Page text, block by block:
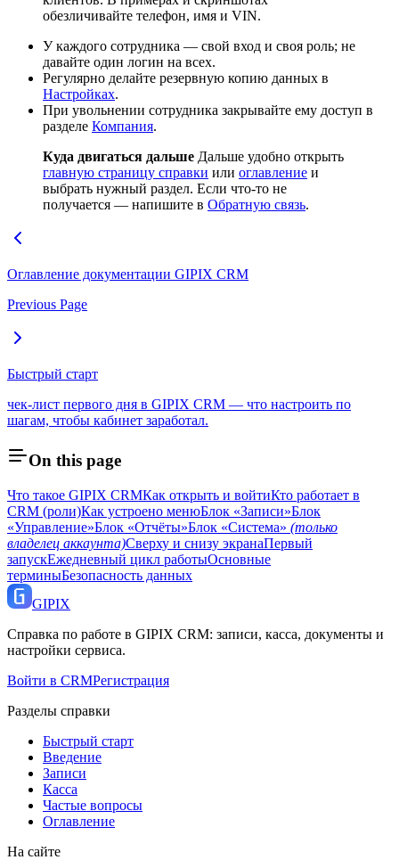
обезличивайте телефон, имя и VIN.
У каждого сотрудника — свой вход и своя роль; не
давайте один логин на всех.
Регулярно делайте резервную копию данных в
Настройках.
При увольнении сотрудника закрывайте ему доступ в
разделе Компания.
Куда двигаться дальше Дальше удобно открыть
главную страницу справки или оглавление и
выбрать нужный раздел. Если что-то не
получается — напишите в Обратную связь.
Оглавление документации GIPIX CRM
Previous Page
Быстрый старт
чек-лист первого дня в GIPIX CRM — что настроить по
шагам, чтобы кабинет заработал.
On this page
Что такое GIPIX CRMКак открыть и войтиКто работает в
CRM (роли)Как устроено менюБлок «Записи»Блок
«Управление»Блок «Отчёты»Блок «Система» (только
владелец аккаунта)Сверху и снизу экранаПервый
запускЕжедневный цикл работыОсновные
терминыБезопасность данных
GIPIX
Справка по работе в GIPIX CRM: записи, касса, документы и
настройки сервиса.
Войти в CRMРегистрация
Разделы справки
Быстрый старт
Введение
Записи
Касса
Частые вопросы
Оглавление
На сайте